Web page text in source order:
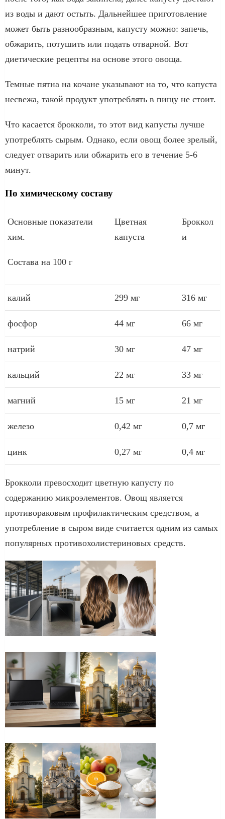
из воды и дают остыть. Дальнейшее приготовление
может быть разнообразным, капусту можно: запечь,
обжарить, потушить или подать отварной. Вот
диетические рецепты на основе этого овоща.
Темные пятна на кочане указывают на то, что капуста
несвежа, такой продукт употреблять в пищу не стоит.
Что касается брокколи, то этот вид капусты лучше
употреблять сырым. Однако, если овощ более зрелый,
следует отварить или обжарить его в течение 5-6
минут.
По химическому составу
Основные показатели
хим.
Состава на 100 г
Цветная
капуста
Броккол
и
калий 299 мг 316 мг
фосфор 44 мг 66 мг
натрий 30 мг 47 мг
кальций 22 мг 33 мг
магний 15 мг 21 мг
железо 0,42 мг 0,7 мг
цинк 0,27 мг 0,4 мг
Брокколи превосходит цветную капусту по
содержанию микроэлементов. Овощ является
противораковым профилактическим средством, а
употребление в сыром виде считается одним из самых
популярных противохолистериновых средств.